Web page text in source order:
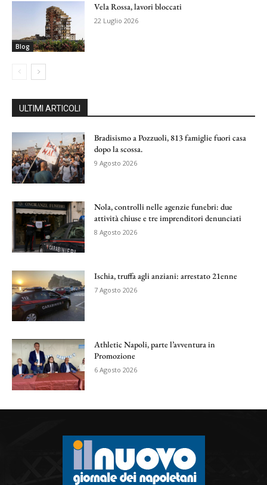
Blog
Vela Rossa, lavori bloccati
22 Luglio 2026
ULTIMI ARTICOLI
Bradisismo a Pozzuoli, 813 famiglie fuori casa
dopo la scossa.
9 Agosto 2026
Nola, controlli nelle agenzie funebri: due
attività chiuse e tre imprenditori denunciati
8 Agosto 2026
Ischia, truffa agli anziani: arrestato 21enne
7 Agosto 2026
Athletic Napoli, parte l’avventura in
Promozione
6 Agosto 2026